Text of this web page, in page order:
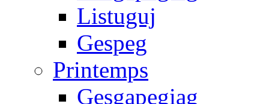
Listuguj
Gespeg
Printemps
Gesgapegiag